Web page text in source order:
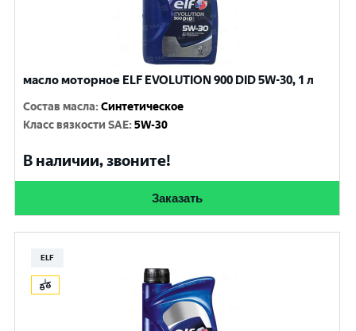
масло моторное ELF EVOLUTION 900 DID 5W-30, 1 л
Состав масла:Синтетическое
Класс вязкости SAE:5W-30
В наличии, звоните!
Заказать
ELF